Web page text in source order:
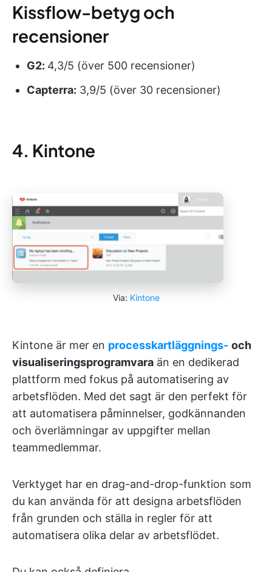
Kissflow-betyg och
recensioner
G2: 4,3/5 (över 500 recensioner)
Capterra: 3,9/5 (över 30 recensioner)
4. Kintone
Via: Kintone
Kintone är mer en processkartläggnings- och
visualiseringsprogramvara än en dedikerad
plattform med fokus på automatisering av
arbetsflöden. Med det sagt är den perfekt för
att automatisera påminnelser, godkännanden
och överlämningar av uppgifter mellan
teammedlemmar.
Verktyget har en drag-and-drop-funktion som
du kan använda för att designa arbetsflöden
från grunden och ställa in regler för att
automatisera olika delar av arbetsflödet.